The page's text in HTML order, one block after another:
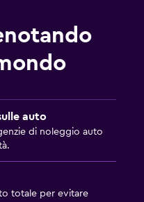
auto
di noleggio auto
totale per evitare